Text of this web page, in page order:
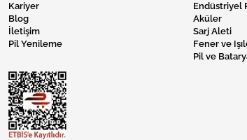
Kariyer
Blog
İletişim
Pil Yenileme
Endüstriyel
Aküler
Sarj Aleti
Fener ve
Pil ve